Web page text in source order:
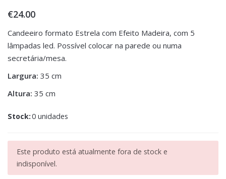
€24.00
Candeeiro formato Estrela com Efeito Madeira, com 5
lâmpadas led. Possível colocar na parede ou numa
secretária/mesa.
Largura: 35 cm
Altura: 35 cm
Stock:0 unidades
Este produto está atualmente fora de stock e
indisponível.